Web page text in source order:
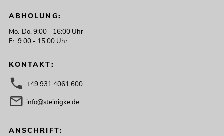
ABHOLUNG:
Mo.-Do. 9:00 - 16:00 Uhr
Fr. 9:00 - 15:00 Uhr
KONTAKT:
+49 931 4061 600
info@steinigke.de
ANSCHRIFT: